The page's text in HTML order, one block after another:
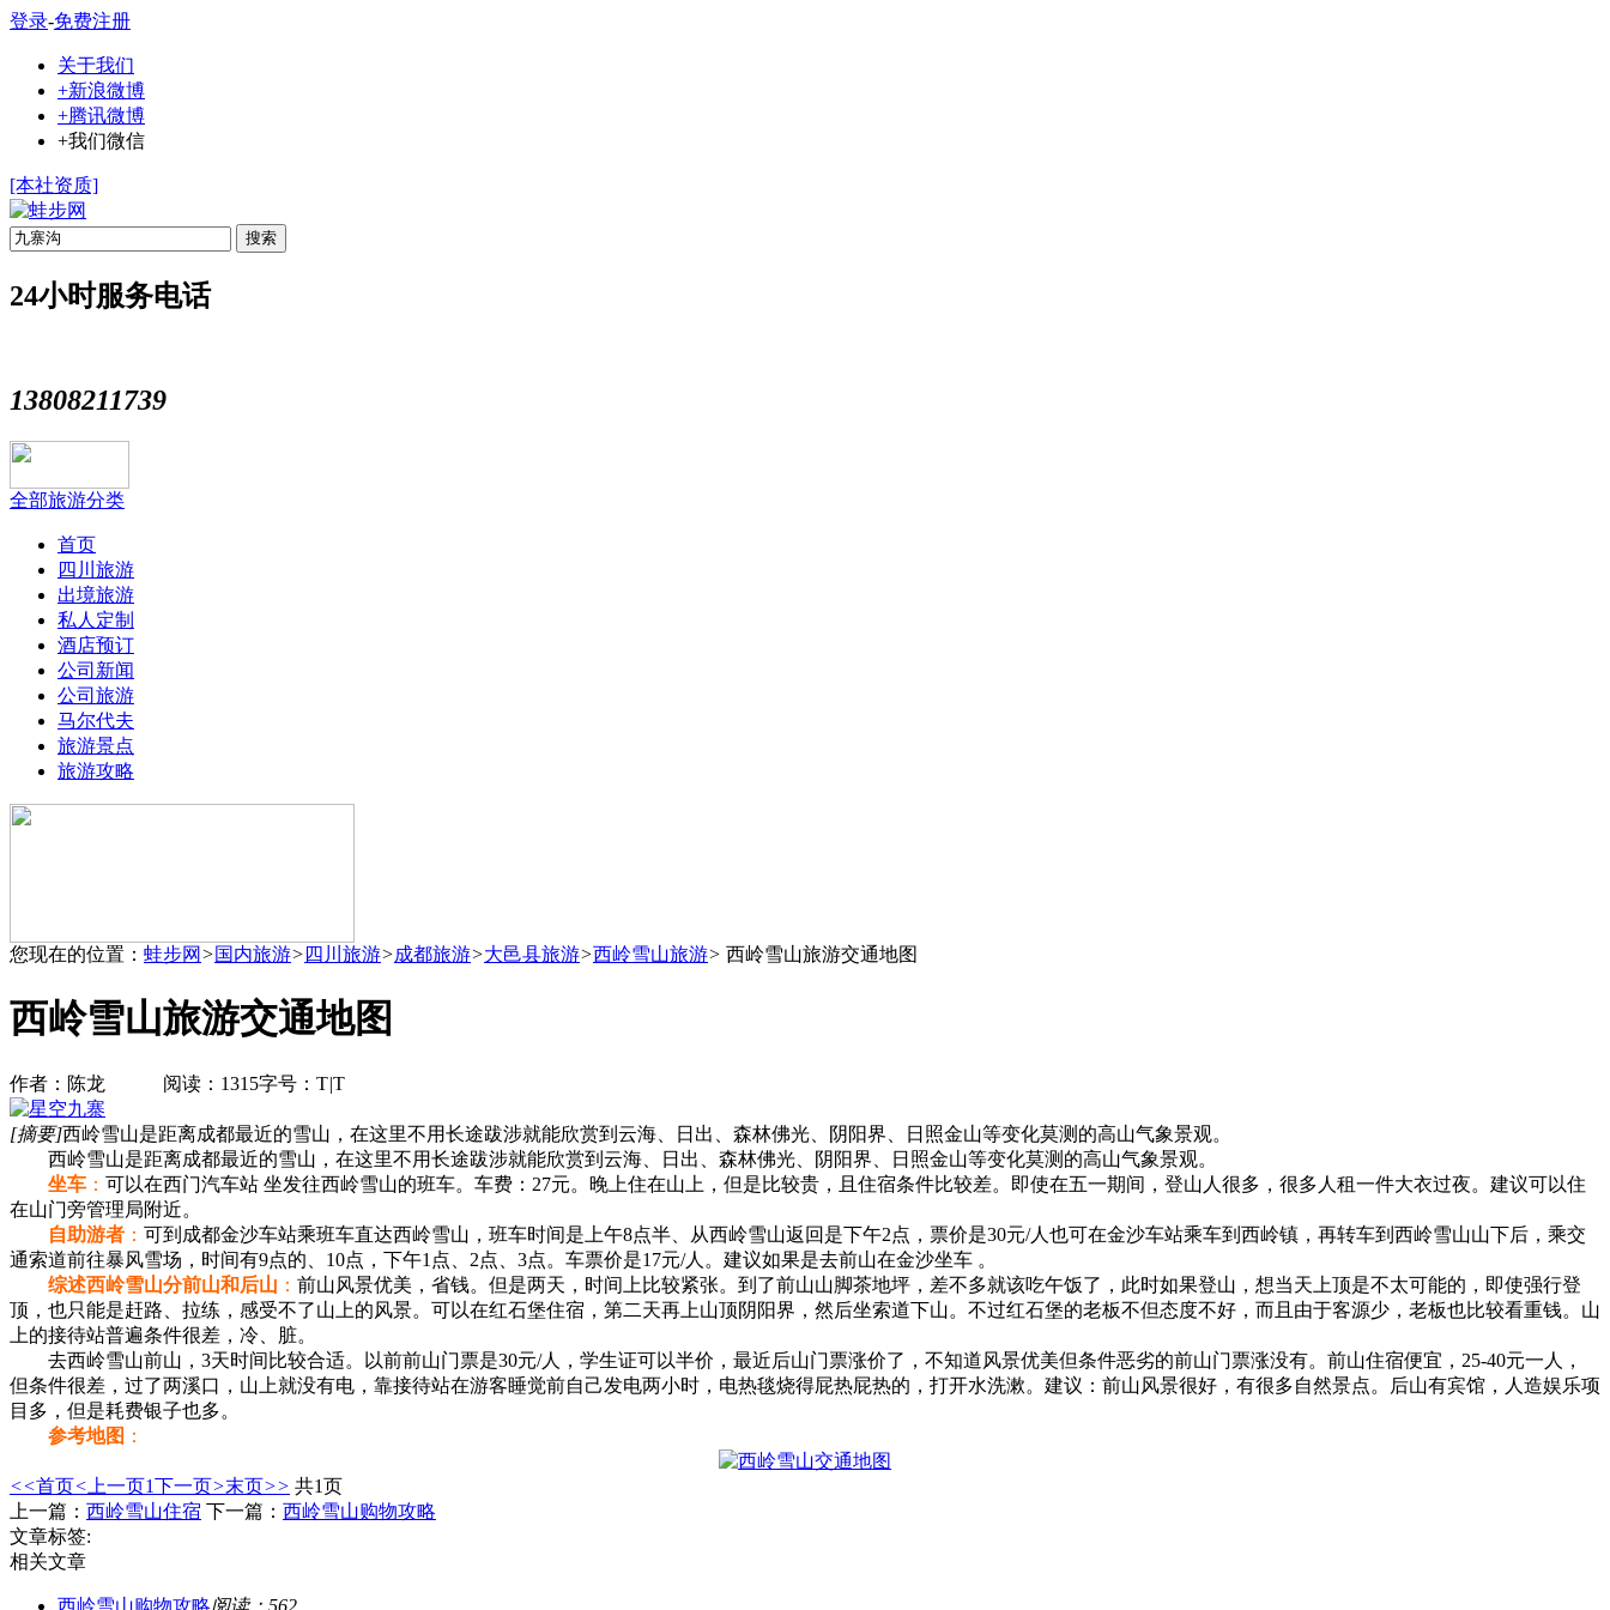
登录-免费注册
关于我们
+新浪微博
+腾讯微博
+我们微信
[本社资质]
搜索
24小时服务电话
13808211739
全部旅游分类
首页
四川旅游
出境旅游
私人定制
酒店预订
公司新闻
公司旅游
马尔代夫
旅游景点
旅游攻略
您现在的位置： 蛙步网 >国内旅游> 四川旅游>成都旅游>大邑县旅游>西岭雪山旅游> 西岭雪山旅游交通地图
西岭雪山旅游交通地图
作者：陈龙 阅读：1315字号： T|T
[摘要]西岭雪山是距离成都最近的雪山，在这里不用长途跋涉就能欣赏到云海、日出、森林佛光、阴阳界、日照金山等变化莫测的高山气象景观。
西岭雪山是距离成都最近的雪山，在这里不用长途跋涉就能欣赏到云海、日出、森林佛光、阴阳界、日照金山等变化莫测的高山气象景观。
坐车 ： 可以在西门汽车站 坐发往西岭雪山的班车。车费：27元。晚上住在山上，但是比较贵，且住宿条件比较差。即使在五一期间，登山人很多，很多人租一件大衣过夜。建议可以住
在山门旁管理局附近。
自助游者 ： 可到成都金沙车站乘班车直达西岭雪山，班车时间是上午8点半、从西岭雪山返回是下午2点，票价是30元/人也可在金沙车站乘车到西岭镇，再转车到西岭雪山山下后，乘交
通索道前往暴风雪场，时间有9点的、10点，下午1点、2点、3点。车票价是17元/人。建议如果是去前山在金沙坐车 。
综述西岭雪山分前山和后山 ： 前山风景优美，省钱。但是两天，时间上比较紧张。到了前山山脚茶地坪，差不多就该吃午饭了，此时如果登山，想当天上顶是不太可能的，即使强行登
顶，也只能是赶路、拉练，感受不了山上的风景。可以在红石堡住宿，第二天再上山顶阴阳界，然后坐索道下山。不过红石堡的老板不但态度不好，而且由于客源少，老板也比较看重钱。山
上的接待站普遍条件很差，冷、脏。
去西岭雪山前山，3天时间比较合适。以前前山门票是30元/人，学生证可以半价，最近后山门票涨价了，不知道风景优美但条件恶劣的前山门票涨没有。前山住宿便宜，25-40元一人，
但条件很差，过了两溪口，山上就没有电，靠接待站在游客睡觉前自己发电两小时，电热毯烧得屁热屁热的，打开水洗漱。建议：前山风景很好，有很多自然景点。后山有宾馆，人造娱乐项
目多，但是耗费银子也多。
参考地图 ：
<<首页< 上一页1下一页>末页>> 共1页
上一篇： 西岭雪山住宿 下一篇： 西岭雪山购物攻略
文章标签:
相关文章
西岭雪山购物攻略阅读：562